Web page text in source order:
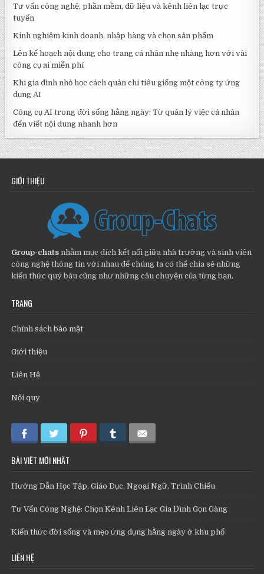
Tư vấn công nghệ, phần mềm, dữ liệu và kênh liên lạc trực
tuyến
Kinh nghiệm kinh doanh, nhập hàng và chọn sản phẩm
Lên kế hoạch nội dung cho trang cá nhân nhẹ nhàng hơn với vài
công cụ ai miễn phí
Khi gia đình nhỏ học cách quản chi tiêu giống một công ty ứng
dụng AI
Công cụ AI trong đời sống hằng ngày: Từ quản lý việc cá nhân
đến viết nội dung nhanh hơn
GIỚI THIỆU
Group-chats nhằm mục đích kết nối giữa nhà trường và sinh viên
công nghệ thông tin với nhau để chúng ta có thể chia sẻ những
kiến thức quý báu cũng như những câu chuyện của từng bạn.
TRANG
Chính sách bảo mật
Giới thiệu
Liên Hệ
Nội quy
BÀI VIẾT MỚI NHẤT
Hướng Dẫn Học Tập, Giáo Dục, Ngoại Ngữ, Trình Chiếu
Tư Vấn Công Nghệ: Chọn Kênh Liên Lạc Gia Đình Gọn Gàng
Kiến thức đời sống và mẹo ứng dụng hằng ngày ở khu phố
LIÊN HỆ